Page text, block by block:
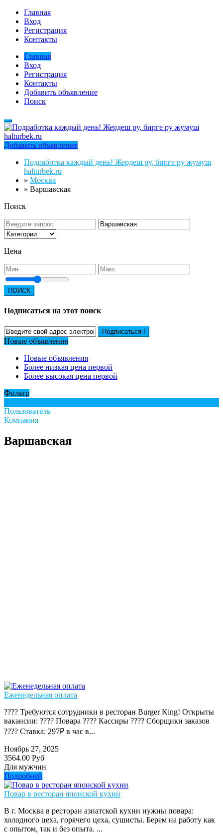
Главная
Вход
Регистрация
Контакты
Главная
Вход
Регистрация
Контакты
Добавить объявление
Поиск
Добавить объявление
Подработка каждый день! Жердеш ру, бирге ру жумуш
halturbek.ru
» Москва
» Варшавская
Поиск
Цена
ПОИСК
Подписаться на этот поиск
Подписаться !
Новые объявления
Новые объявления
Более низкая цена первой
Более высокая цена первой
Фильтр
Пользователь
Компания
Варшавская
Еженедельная оплата
???? Требуются сотрудники в ресторан Burger King! Открыты
вакансии: ???? Повара ???? Кассиры ???? Сборщики заказов
???? Ставка: 297₽ в час в...
Ноябрь 27, 2025
3564.00 Руб
Для мужчин
Подробней
Повар в ресторан японской кухни
В г. Москва в ресторан азиатской кухни нужны повара:
холодного цеха, горячего цеха, сушисты. Берем на работу как
с опытом, так и без опыта. ...